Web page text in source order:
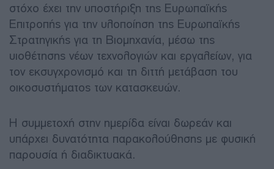
στόχο έχει την υποστήριξη της Ευρωπαϊκής
Επιτροπής για την υλοποίηση της Ευρωπαϊκής
Στρατηγικής για τη Βιομηχανία, μέσω της
υιοθέτησης νέων τεχνολογιών και εργαλείων, για
τον εκσυγχρονισμό και τη διττή μετάβαση του
οικοσυστήματος των κατασκευών.
Η συμμετοχή στην ημερίδα είναι δωρεάν και
υπάρχει δυνατότητα παρακολούθησης με φυσική
παρουσία ή διαδικτυακά.